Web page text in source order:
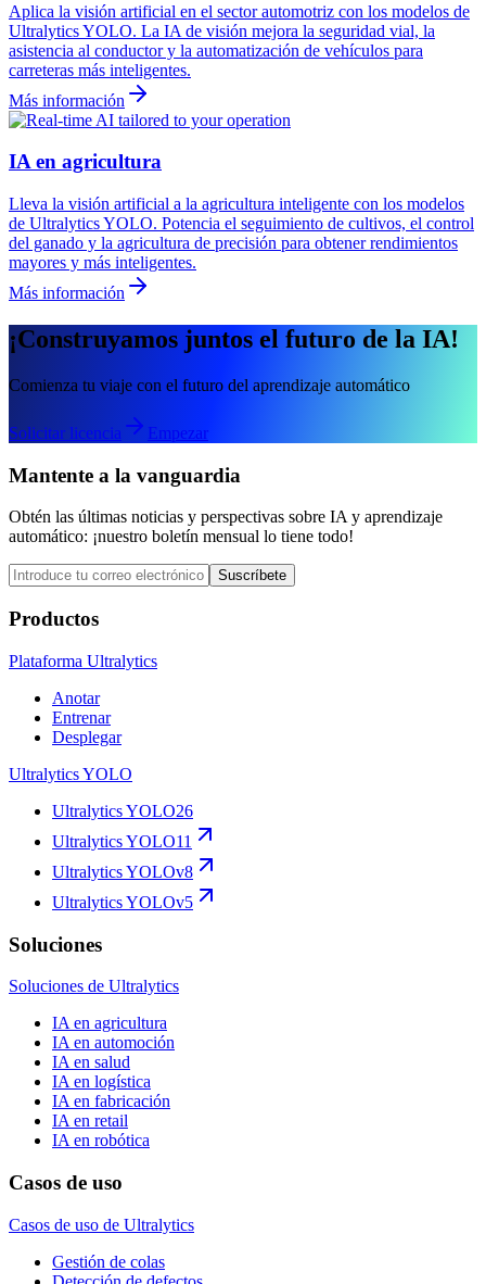
Aplica la visión artificial en el sector automotriz con los modelos de
Ultralytics YOLO. La IA de visión mejora la seguridad vial, la
asistencia al conductor y la automatización de vehículos para
carreteras más inteligentes.
Más información
IA en agricultura
Lleva la visión artificial a la agricultura inteligente con los modelos
de Ultralytics YOLO. Potencia el seguimiento de cultivos, el control
del ganado y la agricultura de precisión para obtener rendimientos
mayores y más inteligentes.
Más información
¡Construyamos juntos el futuro de la IA!
Comienza tu viaje con el futuro del aprendizaje automático
Solicitar licencia Empezar
Mantente a la vanguardia
Obtén las últimas noticias y perspectivas sobre IA y aprendizaje
automático: ¡nuestro boletín mensual lo tiene todo!
Suscríbete
Productos
Plataforma Ultralytics
Anotar
Entrenar
Desplegar
Ultralytics YOLO
Ultralytics YOLO26
Ultralytics YOLO11
Ultralytics YOLOv8
Ultralytics YOLOv5
Soluciones
Soluciones de Ultralytics
IA en agricultura
IA en automoción
IA en salud
IA en logística
IA en fabricación
IA en retail
IA en robótica
Casos de uso
Casos de uso de Ultralytics
Gestión de colas